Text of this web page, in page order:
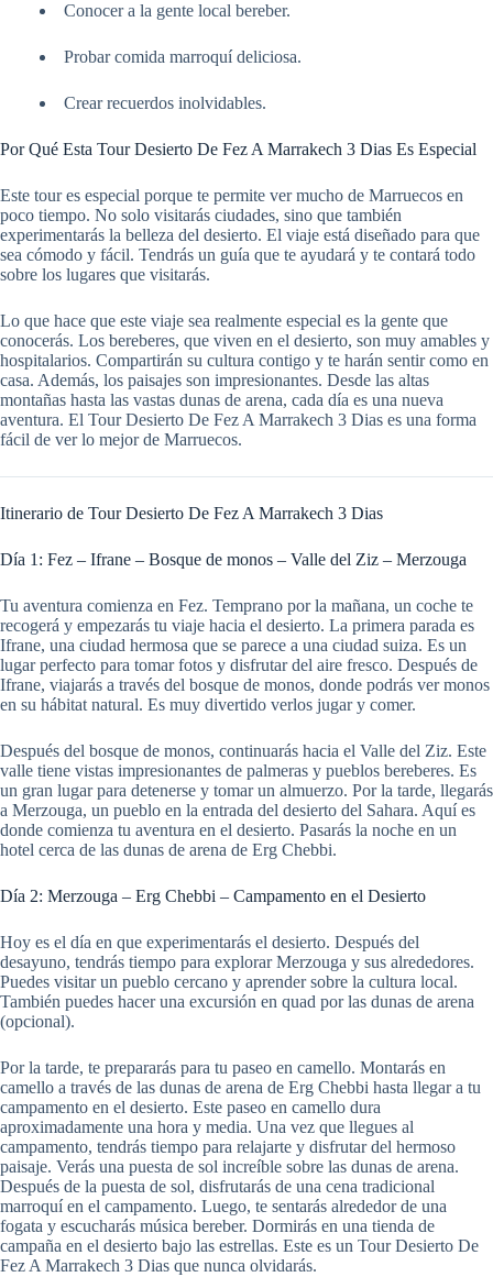
Conocer a la gente local bereber.
Probar comida marroquí deliciosa.
Crear recuerdos inolvidables.
Por Qué Esta Tour Desierto De Fez A Marrakech 3 Dias Es Especial
Este tour es especial porque te permite ver mucho de Marruecos en
poco tiempo. No solo visitarás ciudades, sino que también
experimentarás la belleza del desierto. El viaje está diseñado para que
sea cómodo y fácil. Tendrás un guía que te ayudará y te contará todo
sobre los lugares que visitarás.
Lo que hace que este viaje sea realmente especial es la gente que
conocerás. Los bereberes, que viven en el desierto, son muy amables y
hospitalarios. Compartirán su cultura contigo y te harán sentir como en
casa. Además, los paisajes son impresionantes. Desde las altas
montañas hasta las vastas dunas de arena, cada día es una nueva
aventura. El Tour Desierto De Fez A Marrakech 3 Dias es una forma
fácil de ver lo mejor de Marruecos.
Itinerario de Tour Desierto De Fez A Marrakech 3 Dias
Día 1: Fez – Ifrane – Bosque de monos – Valle del Ziz – Merzouga
Tu aventura comienza en Fez. Temprano por la mañana, un coche te
recogerá y empezarás tu viaje hacia el desierto. La primera parada es
Ifrane, una ciudad hermosa que se parece a una ciudad suiza. Es un
lugar perfecto para tomar fotos y disfrutar del aire fresco. Después de
Ifrane, viajarás a través del bosque de monos, donde podrás ver monos
en su hábitat natural. Es muy divertido verlos jugar y comer.
Después del bosque de monos, continuarás hacia el Valle del Ziz. Este
valle tiene vistas impresionantes de palmeras y pueblos bereberes. Es
un gran lugar para detenerse y tomar un almuerzo. Por la tarde, llegarás
a Merzouga, un pueblo en la entrada del desierto del Sahara. Aquí es
donde comienza tu aventura en el desierto. Pasarás la noche en un
hotel cerca de las dunas de arena de Erg Chebbi.
Día 2: Merzouga – Erg Chebbi – Campamento en el Desierto
Hoy es el día en que experimentarás el desierto. Después del
desayuno, tendrás tiempo para explorar Merzouga y sus alrededores.
Puedes visitar un pueblo cercano y aprender sobre la cultura local.
También puedes hacer una excursión en quad por las dunas de arena
(opcional).
Por la tarde, te prepararás para tu paseo en camello. Montarás en
camello a través de las dunas de arena de Erg Chebbi hasta llegar a tu
campamento en el desierto. Este paseo en camello dura
aproximadamente una hora y media. Una vez que llegues al
campamento, tendrás tiempo para relajarte y disfrutar del hermoso
paisaje. Verás una puesta de sol increíble sobre las dunas de arena.
Después de la puesta de sol, disfrutarás de una cena tradicional
marroquí en el campamento. Luego, te sentarás alrededor de una
fogata y escucharás música bereber. Dormirás en una tienda de
campaña en el desierto bajo las estrellas. Este es un Tour Desierto De
Fez A Marrakech 3 Dias que nunca olvidarás.